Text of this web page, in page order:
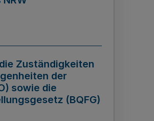
Zuständigkeiten
der
sowie die
(BQFG)